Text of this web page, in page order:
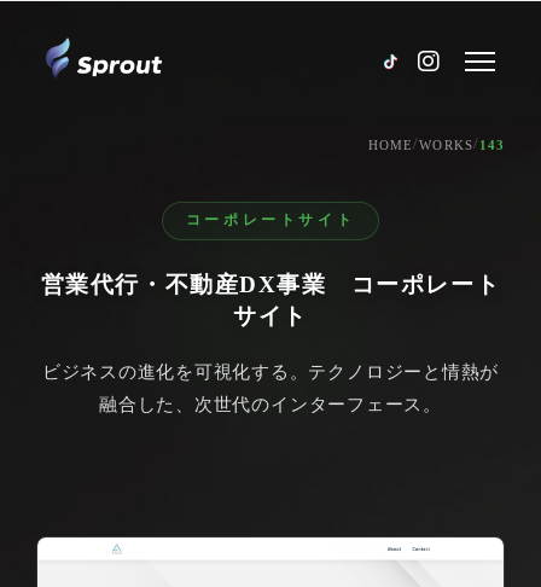
HOME/WORKS/143
コーポレートサイト
営業代行・不動産DX事業 コーポレート
サイト
ビジネスの進化を可視化する。テクノロジーと情熱が
融合した、次世代のインターフェース。